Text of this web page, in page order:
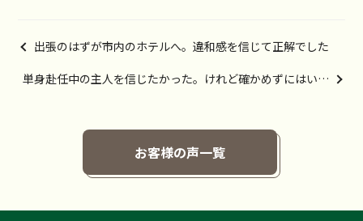
出張のはずが市内のホテルへ。違和感を信じて正解でした
単身赴任中の主人を信じたかった。けれど確かめずにはいら
お客様の声一覧